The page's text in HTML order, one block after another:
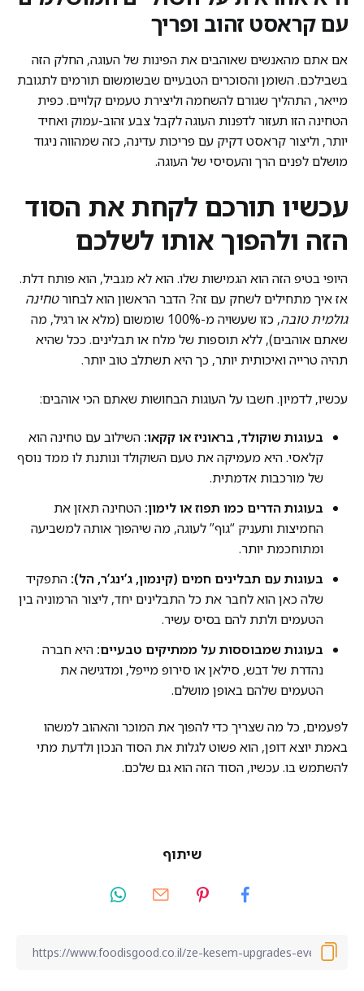
עם קראסט זהוב ופריך
אם אתם מהאנשים שאוהבים את הפינות של העוגה, החלק הזה
בשבילכם. השומן והסוכרים הטבעיים שבשומשום תורמים לתגובת
מייאר, התהליך שגורם להשחמה וליצירת טעמים קלויים. כפית
הטחינה הזו תעזור לדפנות העוגה לקבל צבע זהוב-עמוק ואחיד
יותר, וליצור קראסט דקיק עם פריכות עדינה, כזה שמהווה ניגוד
מושלם לפנים הרך והעסיסי של העוגה.
עכשיו תורכם לקחת את הסוד
הזה ולהפוך אותו לשלכם
היופי בטיפ הזה הוא הגמישות שלו. הוא לא מגביל, הוא פותח דלת.
אז איך מתחילים לשחק עם זה? הדבר הראשון הוא לבחורטחינה
גולמית טובה
, כזו שעשויה מ-100% שומשום (מלא או רגיל, מה
שאתם אוהבים), ללא תוספות של מלח או תבלינים. ככל שהיא
תהיה טרייה ואיכותית יותר, כך היא תשתלב טוב יותר.
עכשיו, לדמיון. חשבו על העוגות הבחושות שאתם הכי אוהבים:
בעוגות שוקולד, בראוניז או קקאו: השילוב עם טחינה הוא
קלאסי. היא מעמיקה את טעם השוקולד ונותנת לו ממד נוסף
של מורכבות אדמתית.
בעוגות הדרים כמו תפוז או לימון: הטחינה תאזן את
החמיצות ותעניק “גוף” לעוגה, מה שיהפוך אותה למשביעה
ומתוחכמת יותר.
בעוגות עם תבלינים חמים (קינמון, ג’ינג’ר, הל): התפקיד
שלה כאן הוא לחבר את כל התבלינים יחד, ליצור הרמוניה בין
הטעמים ולתת להם בסיס עשיר.
בעוגות שמבוססות על ממתיקים טבעיים: היא חברה
נהדרת של דבש, סילאן או סירופ מייפל, ומדגישה את
הטעמים שלהם באופן מושלם.
לפעמים, כל מה שצריך כדי להפוך את המוכר והאהוב למשהו
באמת יוצא דופן, הוא פשוט לגלות את הסוד הנכון ולדעת מתי
להשתמש בו. עכשיו, הסוד הזה הוא גם שלכם.
שיתוף